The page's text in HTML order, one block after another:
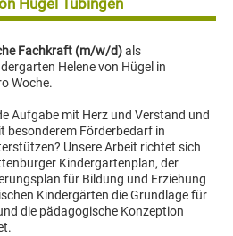
Hügel Tübingen
Fachkraft (m/w/d)als
Helene von Hügel in
Woche.
Aufgabe mit Herz und Verstand und
besonderem Förderbedarf in
Unsere Arbeit richtet sich
Kindergartenplan, der
für Bildung und Erziehung
Kindergärten die Grundlage für
die pädagogische Konzeption